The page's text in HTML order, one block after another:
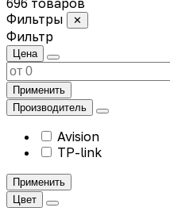
Фильтры
✕
Фильтр
Цена
Применить
Производитель
Avision
TP-link
Применить
Цвет